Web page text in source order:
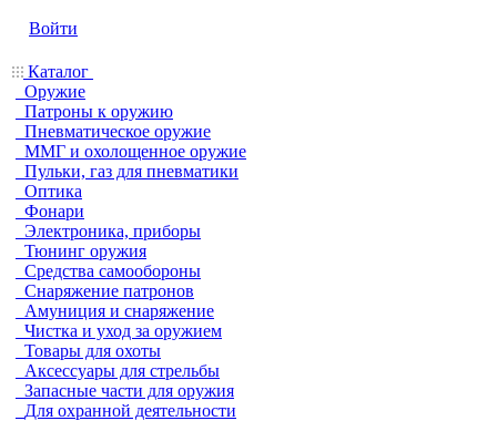
Войти
Каталог
Оружие
Патроны к оружию
Пневматическое оружие
ММГ и охолощенное оружие
Пульки, газ для пневматики
Оптика
Фонари
Электроника, приборы
Тюнинг оружия
Средства самообороны
Снаряжение патронов
Амуниция и снаряжение
Чистка и уход за оружием
Товары для охоты
Аксессуары для стрельбы
Запасные части для оружия
Для охранной деятельности